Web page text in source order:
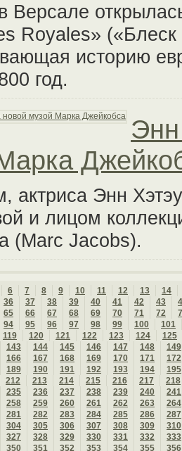
Версале
Royales»
историю
год.
Энн
актриса Энн
и лицом
(Marc Jacobs).
6 7 8 9 10 11 12 13
14
36 37 38 39 40 41 42 43
65 66 67 68 69 70 71 72
94 95 96 97 98 99 100
101
119 120 121 122 123 124
125
143 144 145 146 147 148
149
166 167 168 169 170 171
172
189 190 191 192 193 194
195
212 213 214 215 216 217
218
235 236 237 238 239 240
241
258 259 260 261 262 263
264
281 282 283 284 285 286
287
304 305 306 307 308 309
310
327 328 329 330 331 332
333
350 351 352 353 354 355 356